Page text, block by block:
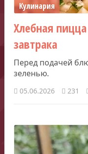
Кулинария
Хлебная
завтрака
Перед подачей
зеленью.
05.06.2026 231